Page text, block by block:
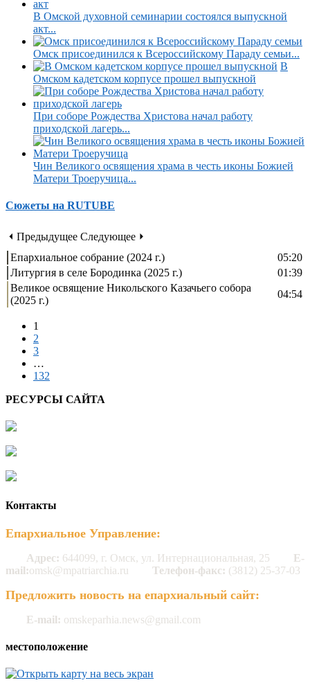
В Омской духовной семинарии состоялся выпускной
акт...
Омск присоединился к Всероссийскому Параду семьи...
В
Омском кадетском корпусе прошел выпускной
При соборе Рождества Христова начал работу
приходской лагерь...
Чин Великого освящения храма в честь иконы Божией
Матери Троеручица...
Сюжеты на RUTUBE
⏴ Предыдущее Следующее ⏵
Епархиальное собрание (2024 г.)
05:20
Литургия в селе Бородинка (2025 г.)
01:39
Великое освящение Никольского Казачьего собора
(2025 г.)
04:54
1
2
3
…
132
РЕСУРСЫ САЙТА
Контакты
Епархиальное Управление:
Адрес: 644099, г. Омск, ул. Интернациональная, 25
E-
mail:omsk@mpatriarchia.ru Телефон-факс: (3812) 25-37-03
Предложить новость на епархиальный сайт:
E-mail: omskeparhia.news@gmail.com
местоположение